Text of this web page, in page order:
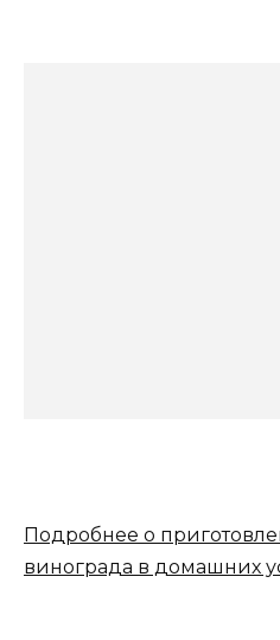
Подробнее о
винограда в домашних